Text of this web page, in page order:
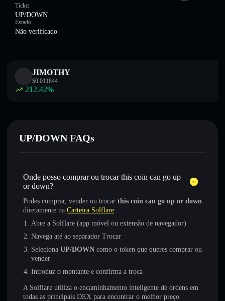
Ticker
UP/DOWN
Estado
Não verificado
JIMOTHY
$0.011844
212.42%
UP/DOWN FAQs
Onde posso comprar ou trocar this coin can go up
or down?
Podes comprar, vender ou trocar this coin can go up or down
diretamente na Carteira Solflare:
Abre a Solflare (app móvel ou extensão de navegador)
Navega até ao separador Trocar
Seleciona UP/DOWN como o token que queres comprar ou
vender
Introduz o montante e confirma a troca
A Solflare utiliza o encaminhamento inteligente de ordens em
todas as principais DEX para encontrar o melhor preço